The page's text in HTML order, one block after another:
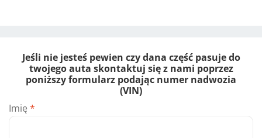
Jeśli nie jesteś pewien czy dana część pasuje do
twojego auta skontaktuj się z nami poprzez
poniższy formularz podając numer nadwozia
(VIN)
Imię *